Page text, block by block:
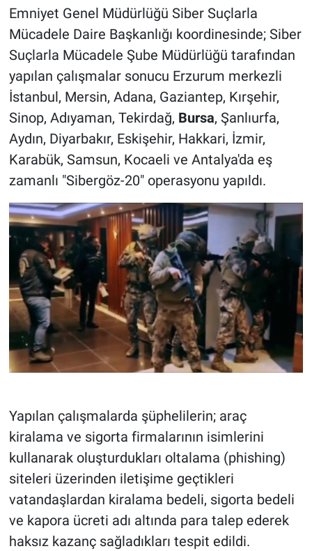
Emniyet Genel Müdürlüğü Siber Suçlarla
Mücadele Daire Başkanlığı koordinesinde; Siber
Suçlarla Mücadele Şube Müdürlüğü tarafından
yapılan çalışmalar sonucu Erzurum merkezli
İstanbul, Mersin, Adana, Gaziantep, Kırşehir,
Sinop, Adıyaman, Tekirdağ, Bursa, Şanlıurfa,
Aydın, Diyarbakır, Eskişehir, Hakkari, İzmir,
Karabük, Samsun, Kocaeli ve Antalya'da eş
zamanlı "Sibergöz-20" operasyonu yapıldı.
Yapılan çalışmalarda şüphelilerin; araç
kiralama ve sigorta firmalarının isimlerini
kullanarak oluşturdukları oltalama (phishing)
siteleri üzerinden iletişime geçtikleri
vatandaşlardan kiralama bedeli, sigorta bedeli
ve kapora ücreti adı altında para talep ederek
haksız kazanç sağladıkları tespit edildi.